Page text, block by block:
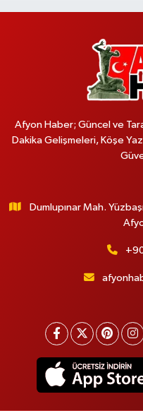
Afyon Haber; Güncel ve
Dakika Gelişmeleri, Köşe
Dumlupınar Mah.